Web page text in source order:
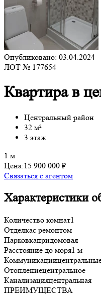
Опубликовано: 03.04.2024
ЛОТ № 177654
Квартира в
Центральный район
32 м²
3 этаж
1 м
Цена:15 900 000 ₽
Связаться с агентом
Характеристики
Количество комнат1
Отделкас ремонтом
Парковкапридомовая
Расстояние до моря1 м
Коммуникации
Отоплениецентральное
Канализацияцентральная
ПРЕИМУЩЕСТВА